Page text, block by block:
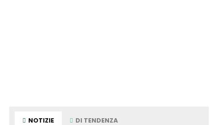
NOTIZIE DI TENDENZA